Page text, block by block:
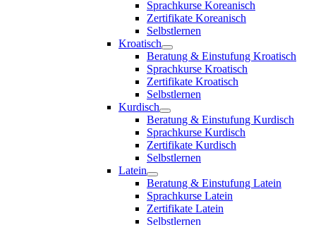
Sprachkurse Koreanisch
Zertifikate Koreanisch
Selbstlernen
Kroatisch
Beratung & Einstufung Kroatisch
Sprachkurse Kroatisch
Zertifikate Kroatisch
Selbstlernen
Kurdisch
Beratung & Einstufung Kurdisch
Sprachkurse Kurdisch
Zertifikate Kurdisch
Selbstlernen
Latein
Beratung & Einstufung Latein
Sprachkurse Latein
Zertifikate Latein
Selbstlernen